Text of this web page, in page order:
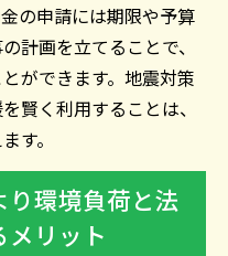
の申請には期限や予算
計画を立てることで、
ができます。地震対策
賢く利用することは、
す。
環境負荷と法
リット